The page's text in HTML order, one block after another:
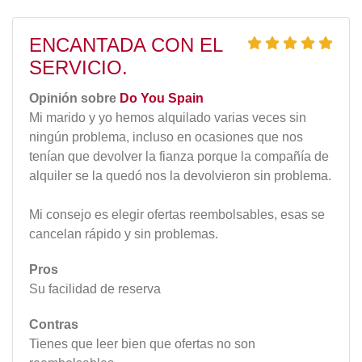
ENCANTADA CON EL
SERVICIO.
Opinión sobre Do You Spain
Mi marido y yo hemos alquilado varias veces sin
ningún problema, incluso en ocasiones que nos
tenían que devolver la fianza porque la compañía de
alquiler se la quedó nos la devolvieron sin problema.
Mi consejo es elegir ofertas reembolsables, esas se
cancelan rápido y sin problemas.
Pros
Su facilidad de reserva
Contras
Tienes que leer bien que ofertas no son